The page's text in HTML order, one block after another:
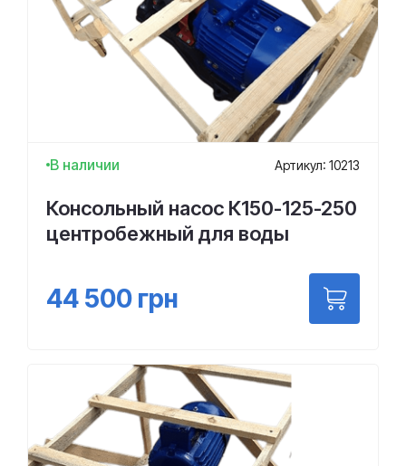
В наличии Артикул: 10213
Консольный насос К150-125-250
центробежный для воды
44 500 грн